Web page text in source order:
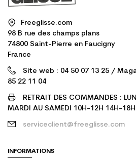
Freeglisse.com
98 B rue des champs plans
74800 Saint-Pierre en Faucigny
France
Site web : 04 50 07 13 25 /
85 22 11 04
RETRAIT DES COMMANDES :
MARDI AU SAMEDI 10H-12H 14H-18H
serviceclient@freeglisse.com
INFORMATIONS